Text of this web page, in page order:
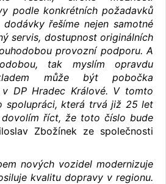
podle konkrétních požadavků
řešíme nejen samotné
servis, dostupnost originálních
provozní podporu. A
tak myslím opravdu
může být pobočka
v DP Hradec Králové. V tomto
spolupráci, která trvá již 25 let
říct, že toto číslo bude
Zbožínek ze společnosti
nových vozidel modernizuje
kvalitu dopravy v regionu.